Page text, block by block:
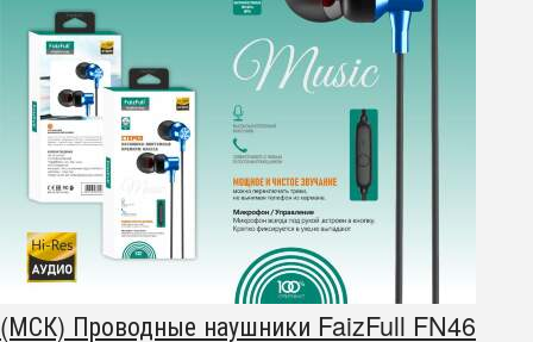
(МСК) Проводные наушники FaizFull FN46